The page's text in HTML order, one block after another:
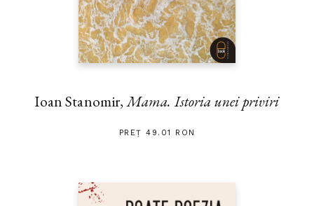
Ioan Stanomir,Mama. Istoria unei priviri
PREȚ 49.01 RON